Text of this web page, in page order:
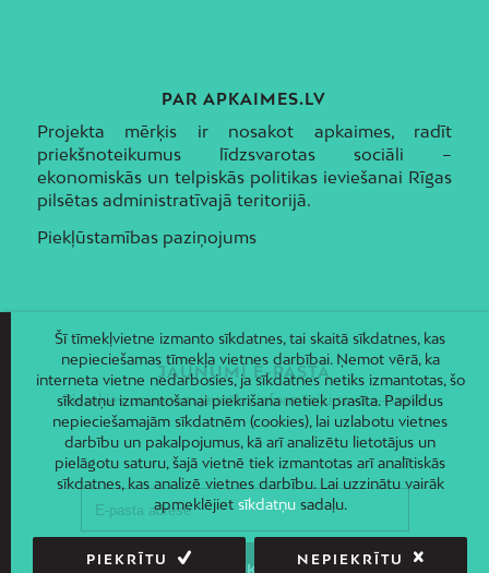
PAR APKAIMES.LV
Projekta mērķis ir nosakot apkaimes, radīt
priekšnoteikumus līdzsvarotas sociāli –
ekonomiskās un telpiskās politikas ieviešanai Rīgas
pilsētas administratīvajā teritorijā.
Piekļūstamības paziņojums
JAUNUMI E-PASTĀ
Piesakies un saņem jaunāko informāciju savā e-pastā!
Šī tīmekļvietne izmanto sīkdatnes, tai skaitā sīkdatnes, kas
nepieciešamas tīmekļa vietnes darbībai. Ņemot vērā, ka
interneta vietne nedarbosies, ja sīkdatnes netiks izmantotas, šo
sīkdatņu izmantošanai piekrišana netiek prasīta. Papildus
nepieciešamajām sīkdatnēm (cookies), lai uzlabotu vietnes
darbību un pakalpojumus, kā arī analizētu lietotājus un
pielāgotu saturu, šajā vietnē tiek izmantotas arī analītiskās
sīkdatnes, kas analizē vietnes darbību. Lai uzzinātu vairāk
apmeklējiet sīkdatņusadaļu.
PIEKRĪTU NEPIEKRĪTU